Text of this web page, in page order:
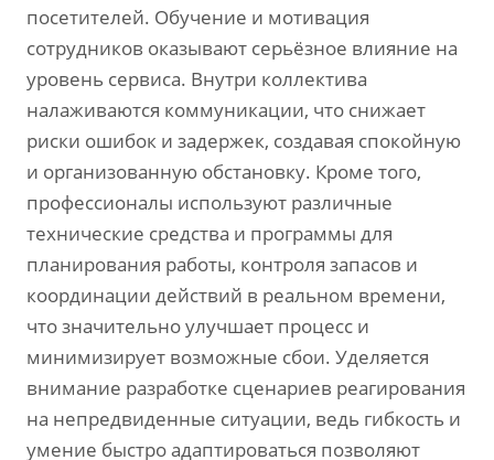
посетителей. Обучение и мотивация
сотрудников оказывают серьёзное влияние на
уровень сервиса. Внутри коллектива
налаживаются коммуникации, что снижает
риски ошибок и задержек, создавая спокойную
и организованную обстановку. Кроме того,
профессионалы используют различные
технические средства и программы для
планирования работы, контроля запасов и
координации действий в реальном времени,
что значительно улучшает процесс и
минимизирует возможные сбои. Уделяется
внимание разработке сценариев реагирования
на непредвиденные ситуации, ведь гибкость и
умение быстро адаптироваться позволяют